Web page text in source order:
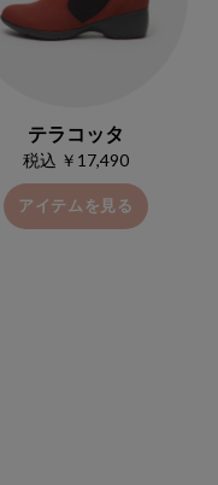
テラコッタ
税込 ￥17,490
アイテムを見る